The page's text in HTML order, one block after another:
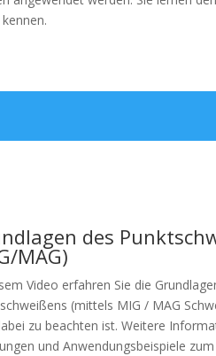
des
MAG)
Video erfahren Sie die
(mittels MIG / MAG
zu beachten ist. Weitere
und Anwendungsbeispiele zum